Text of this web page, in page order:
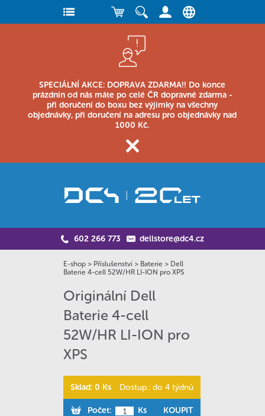
SPECIÁLNÍ AKCE: DOPRAVA ZDARMA!! Do konce
prázdnin od nás máte po celé ČR dopravné zdarma -
při doručení do boxu bez výjimky na všechny
objednávky, při doručení na adresu pro objednávky nad
1000 Kč.
602 266 773 dellstore@dc4.cz
E-shop > Příslušenství > Baterie > Dell
Baterie 4-cell 52W/HR LI-ION pro XPS
Originální Dell
Baterie 4-cell
52W/HR LI-ION pro
XPS
Sklad: 0 Ks Dostup.: do 4 týdnů
Počet: Ks KOUPIT